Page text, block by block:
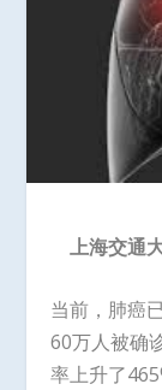
上海交通
当前，肺癌
60万人被确
率上升了